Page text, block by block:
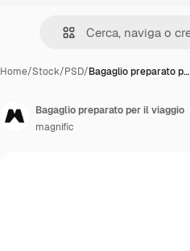
Home/Stock/PSD/Bagaglio preparato p…
Bagaglio preparato per il viaggio
magnific